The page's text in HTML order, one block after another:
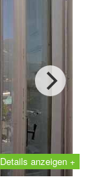
Details anzeigen +